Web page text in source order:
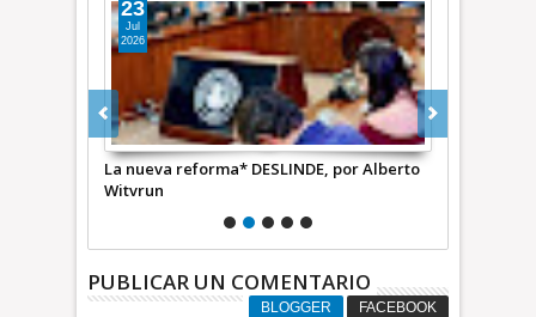
La nueva reforma* DESLINDE, por Alberto
Witvrun
23
Jul
2026
PUBLICAR UN COMENTARIO
BLOGGER FACEBOOK